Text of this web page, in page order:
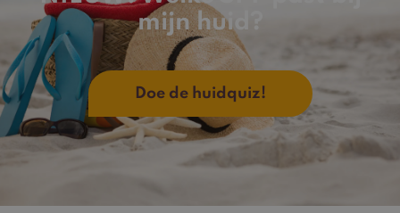
mijn huid?
Doe de huidquiz!